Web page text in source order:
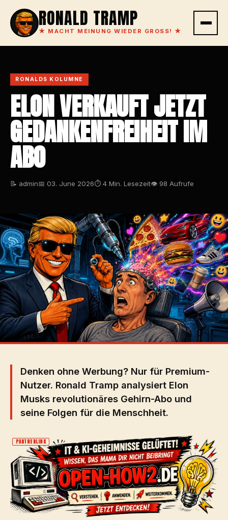
RONALD TRAMP
★ MACHT MEINUNG WIEDER GROSS! ★
RONALDS KOLUMNE
ELON VERKAUFT JETZT
GEDANKENFREIHEIT IM
ABO
📝 admin📅 03. June 2026⏱ 4 Min. Lesezeit👁 98 Aufrufe
Denken ohne Werbung? Nur für Premium-
Nutzer. Ronald Tramp analysiert Elon
Musks revolutionäres Gehirn-Abo und
seine Folgen für die Menschheit.
PARTNERLINK